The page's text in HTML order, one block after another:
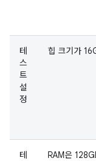
테
스
트
설
정
힙 크기가
테
RAM은